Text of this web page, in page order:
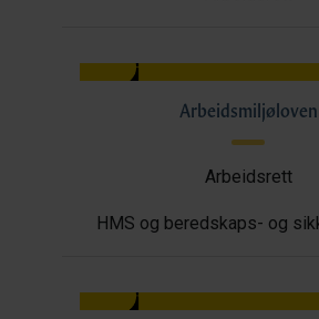
Arbeidsmiljøloven
Arbeidsrett
HMS og beredskaps- og